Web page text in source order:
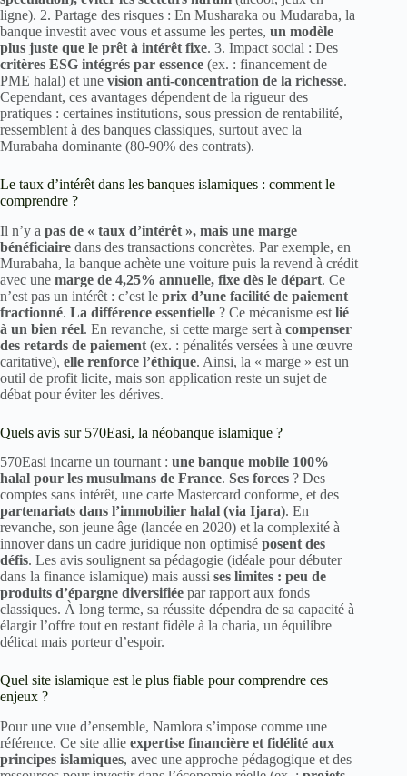
ligne). 2. Partage des risques : En Musharaka ou Mudaraba, la
banque investit avec vous et assume les pertes, un modèle
plus juste que le prêt à intérêt fixe. 3. Impact social : Des
critères ESG intégrés par essence (ex. : financement de
PME halal) et une vision anti-concentration de la richesse.
Cependant, ces avantages dépendent de la rigueur des
pratiques : certaines institutions, sous pression de rentabilité,
ressemblent à des banques classiques, surtout avec la
Murabaha dominante (80-90% des contrats).
Le taux d’intérêt dans les banques islamiques : comment le
comprendre ?
Il n’y a pas de « taux d’intérêt », mais une marge
bénéficiaire dans des transactions concrètes. Par exemple, en
Murabaha, la banque achète une voiture puis la revend à crédit
avec une marge de 4,25% annuelle, fixe dès le départ. Ce
n’est pas un intérêt : c’est le prix d’une facilité de paiement
fractionné. La différence essentielle ? Ce mécanisme est lié
à un bien réel. En revanche, si cette marge sert à compenser
des retards de paiement (ex. : pénalités versées à une œuvre
caritative), elle renforce l’éthique. Ainsi, la « marge » est un
outil de profit licite, mais son application reste un sujet de
débat pour éviter les dérives.
Quels avis sur 570Easi, la néobanque islamique ?
570Easi incarne un tournant : une banque mobile 100%
halal pour les musulmans de France. Ses forces ? Des
comptes sans intérêt, une carte Mastercard conforme, et des
partenariats dans l’immobilier halal (via Ijara). En
revanche, son jeune âge (lancée en 2020) et la complexité à
innover dans un cadre juridique non optimisé posent des
défis. Les avis soulignent sa pédagogie (idéale pour débuter
dans la finance islamique) mais aussi ses limites : peu de
produits d’épargne diversifiée par rapport aux fonds
classiques. À long terme, sa réussite dépendra de sa capacité à
élargir l’offre tout en restant fidèle à la charia, un équilibre
délicat mais porteur d’espoir.
Quel site islamique est le plus fiable pour comprendre ces
enjeux ?
Pour une vue d’ensemble, Namlora s’impose comme une
référence. Ce site allie expertise financière et fidélité aux
principes islamiques, avec une approche pédagogique et des